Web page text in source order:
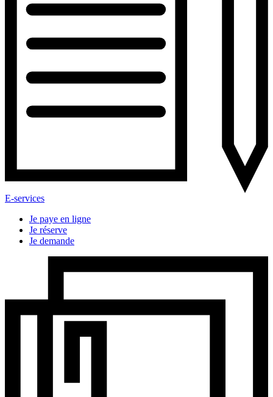
E-services
Je paye en ligne
Je réserve
Je demande